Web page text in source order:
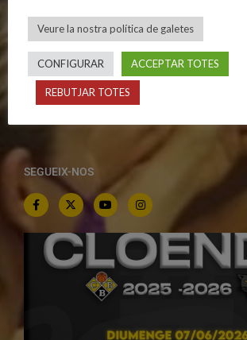
Equips federats
C.E. El Vilar
Altres equips
Categories inferiors
Botiga
Documentació
Playoff
SEGUEIX-NOS
Veure la nostra política de galetes
CONFIGURAR ACCEPTAR TOTES
REBUTJAR TOTES